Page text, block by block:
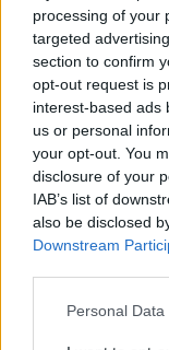
processing of your
targeted
section to confirm
opt-out request is
interest-based ads
us or personal
your opt-out. You
disclosure of your
IAB’s list of
also be disclosed
Downstream
Personal
Det skriverDR.
Mediet
trafik står i en
nu er det så op
60 millioner
- Det er et
tilføjer: